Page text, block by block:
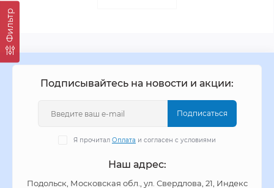
Фильтр
Подписывайтесь на новости и акции:
Подписаться
Я прочитал Оплата и согласен с условиями
Наш адрес:
Подольск, Московская обл., ул. Свердлова, 21, Индекс